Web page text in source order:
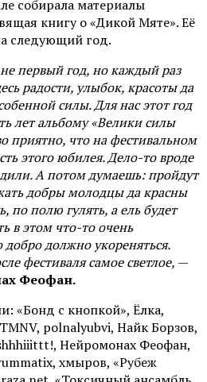
собирала материалы
книгу о «Дикой Мяте». Её
следующий год.
первый год, но каждый раз
радости, улыбок, красоты да
силы. Для нас этот год
лет альбому «Велики силы
приятно, что на фестивальном
этого юбилея. Дело-то вроде
А потом думаешь: пройдут
добры молодцы да красны
по полю гулять, а ель будет
в этом что-то очень
должно укореняться.
фестиваля самое светлое, —
Феофан.
«Бонд с кнопкой», Ёлка,
polnalyubvi, Найк Борзов,
Нейромонах Феофан,
хмыров, «Рубеж